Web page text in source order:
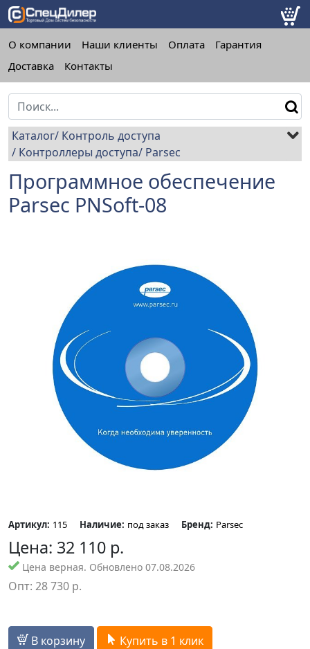
О компании Наши клиенты Оплата
Гарантия
Доставка
Контакты
Каталог Контроль доступа
Контроллеры доступа Parsec
Программное обеспечение
Parsec PNSoft-08
Артикул: 115 Наличие: под заказ Бренд: Parsec
Цена: 32 110 р.
Цена верная. Обновлено 07.08.2026
Опт: 28 730 р.
В корзину Купить в 1 клик